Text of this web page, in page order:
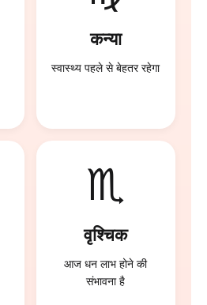
कन्या
स्वास्थ्य पहले से बेहतर रहेगा
♏
वृश्चिक
आज धन लाभ होने की
संभावना है